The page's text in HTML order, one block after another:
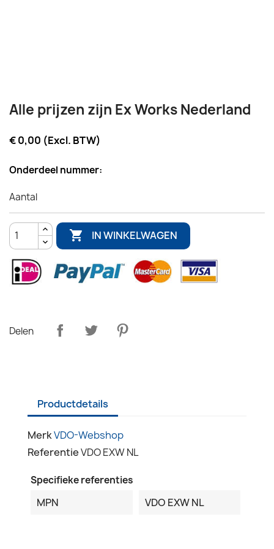
Alle prijzen zijn Ex Works Nederland
€ 0,00 (Excl. BTW)
Onderdeel nummer:
Aantal
 IN WINKELWAGEN
Delen
Productdetails
MerkVDO-Webshop
ReferentieVDO EXW NL
Specifieke referenties
MPN VDO EXW NL